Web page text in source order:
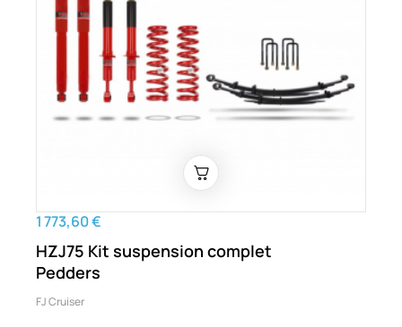
1 773,60 €
HZJ75 Kit suspension complet
Pedders
FJ Cruiser